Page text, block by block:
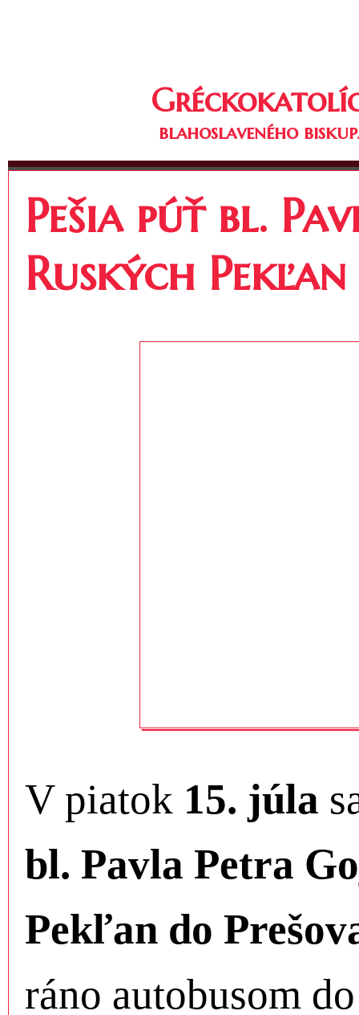
blahoslaveného
Pešia púť bl.
Ruských
V piatok 15. júla
bl. Pavla Petra
Pekľan do
ráno autobusom